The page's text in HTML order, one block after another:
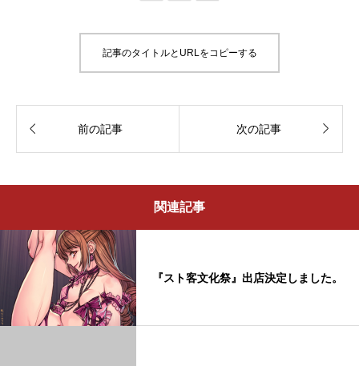
記事のタイトルとURLをコピーする
 前の記事 次の記事 
関連記事
『スト客文化祭』出店決定しました。